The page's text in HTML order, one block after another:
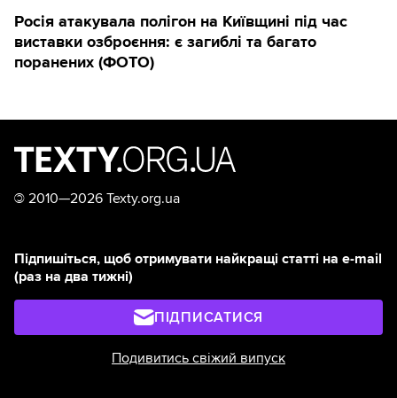
Росія атакувала полігон на Київщині під час
виставки озброєння: є загиблі та багато
поранених (ФОТО)
© 2010—2026 Texty.org.ua
Підпишіться, щоб отримувати найкращі статті на e-mail
(раз на два тижні)
ПІДПИСАТИСЯ
Подивитись свіжий випуск